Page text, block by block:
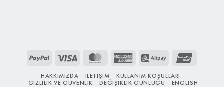
PayPal Visa MasterCardAmerican
Alipay
HAKKIMIZDA İLETIŞIM
KULLANIM KOŞULLARI
GIZLILIK VE GÜVENLIK
DEĞIŞIKLIK GÜNLÜĞÜ ENGLISH